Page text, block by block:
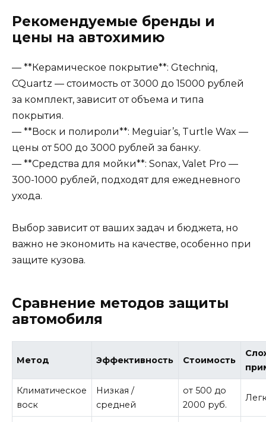
Рекомендуемые бренды и
цены на автохимию
— **Керамическое покрытие**: Gtechniq,
CQuartz — стоимость от 3000 до 15000 рублей
за комплект, зависит от объема и типа
покрытия.
— **Воск и полироли**: Meguiar’s, Turtle Wax —
цены от 500 до 3000 рублей за банку.
— **Средства для мойки**: Sonax, Valet Pro —
300-1000 рублей, подходят для ежедневного
ухода.
Выбор зависит от ваших задач и бюджета, но
важно не экономить на качестве, особенно при
защите кузова.
Сравнение методов защиты
автомобиля
Метод Эффективность Стоимость
Климатическое
воск
Низкая /
средней
от 500 до
2000 руб.